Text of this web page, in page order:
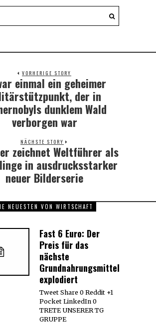
VORHERIGE STORY
Previous
post:
einmal ein geheimer
der in
dunklem Wald
verborgen war
NÄCHSTE STORY
Next
post:
zeichnet Weltführer als
in ausdrucksstarker
neuer Bilderserie
NEUESTEN VON WIRTSCHAFT
Fast 6 Euro: Der
Preis für das
nächste
Grundnahrungsmittel
explodiert
Tweet Share 0 Reddit +1
Pocket LinkedIn 0
TRETE UNSERER TG
GRUPPE